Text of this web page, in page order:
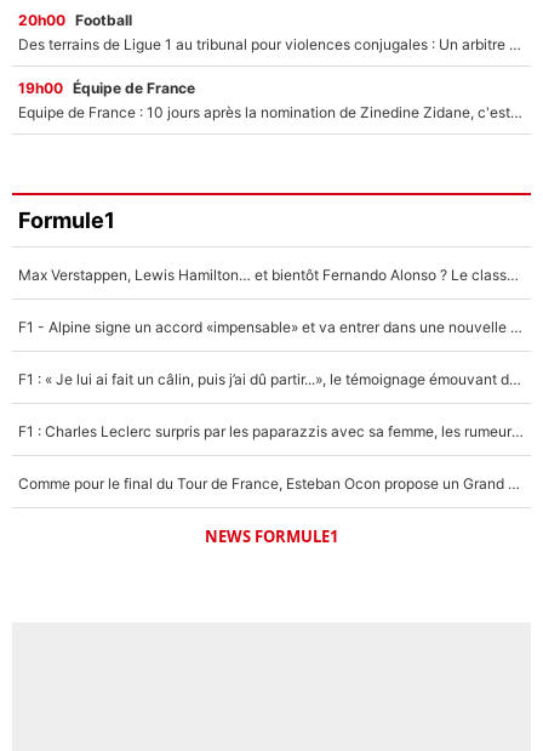
20h00 Football
Des terrains de Ligue 1 au tribunal pour violences conjugales : Un arbitre français encourt une peine de 18 mois de prison !
19h00 Équipe de France
Equipe de France : 10 jours après la nomination de Zinedine Zidane, c'est au tour de son fils de prendre un nouveau départ !
Formule1
Max Verstappen, Lewis Hamilton… et bientôt Fernando Alonso ? Le classement des pilotes les mieux payés en Formule 1 risque de changer !
F1 - Alpine signe un accord «impensable» et va entrer dans une nouvelle dimension : Grande nouvelle pour Pierre Gasly !
F1 : « Je lui ai fait un câlin, puis j’ai dû partir...», le témoignage émouvant de Max Verstappen sur sa fille
F1 : Charles Leclerc surpris par les paparazzis avec sa femme, les rumeurs étaient vraies !
Comme pour le final du Tour de France, Esteban Ocon propose un Grand Prix de Formule 1 à Paris : «Autour de l’Arc de Triomphe, ce serait génial» !
NEWS FORMULE1